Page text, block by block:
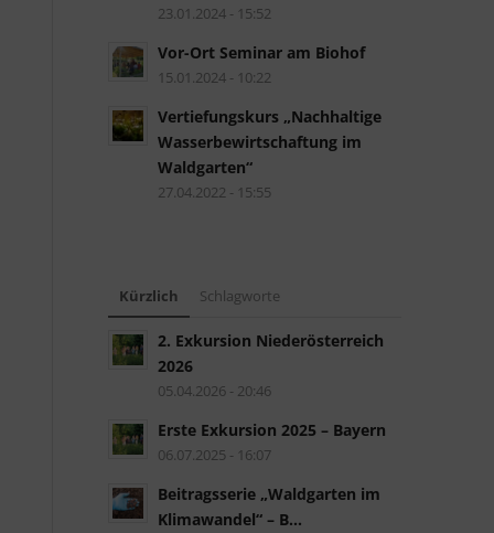
23.01.2024 - 15:52
Vor-Ort Seminar am Biohof
15.01.2024 - 10:22
Vertiefungskurs „Nachhaltige
Wasserbewirtschaftung im
Waldgarten“
27.04.2022 - 15:55
Kürzlich Schlagworte
2. Exkursion Niederösterreich
2026
05.04.2026 - 20:46
Erste Exkursion 2025 – Bayern
06.07.2025 - 16:07
Beitragsserie „Waldgarten im
Klimawandel“ – B...